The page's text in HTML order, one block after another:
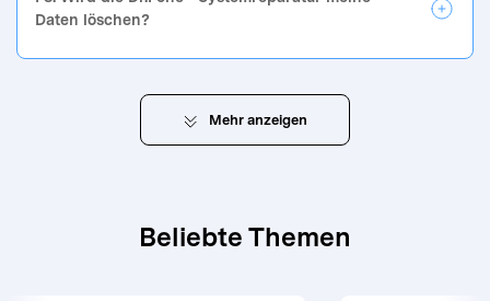
Daten löschen?
Mehranzeigen
Beliebte Themen